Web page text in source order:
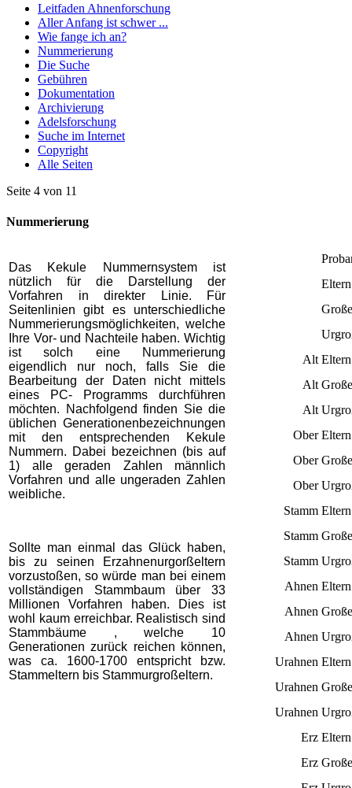
Leitfaden Ahnenforschung
Aller Anfang ist schwer ...
Wie fange ich an?
Nummerierung
Die Suche
Gebühren
Dokumentation
Archivierung
Adelsforschung
Suche im Internet
Copyright
Alle Seiten
Seite 4 von 11
Nummerierung
Das Kekule Nummernsystem ist
nützlich für die Darstellung der
Vorfahren in direkter Linie. Für
Seitenlinien gibt es unterschiedliche
Nummerierungsmöglichkeiten, welche
Ihre Vor- und Nachteile haben. Wichtig
ist solch eine Nummerierung
eigendlich nur noch, falls Sie die
Bearbeitung der Daten nicht mittels
eines PC- Programms durchführen
möchten. Nachfolgend finden Sie die
üblichen Generationenbezeichnungen
mit den entsprechenden Kekule
Nummern. Dabei bezeichnen (bis auf
1) alle geraden Zahlen männlich
Vorfahren und alle ungeraden Zahlen
weibliche.
Sollte man einmal das Glück haben,
bis zu seinen Erzahnenurgorßeltern
vorzustoßen, so würde man bei einem
vollständigen Stammbaum über 33
Millionen Vorfahren haben. Dies ist
wohl kaum erreichbar. Realistisch sind
Stammbäume , welche 10
Generationen zurück reichen können,
was ca. 1600-1700 entspricht bzw.
Stammeltern bis Stammurgroßeltern.
Eltern
Alt Eltern
Alt
Alt
Ober Eltern
Ober
Ober
Stamm Eltern
Stamm
Stamm
Ahnen Eltern
Ahnen
Ahnen
Urahnen Eltern
Urahnen
Urahnen
Erz Eltern
Erz